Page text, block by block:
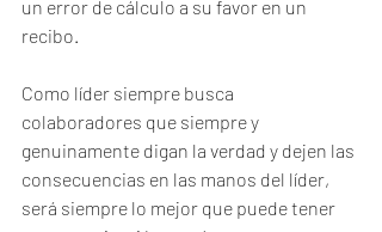
un error de cálculo a su favor en un
recibo.
Como líder siempre busca
colaboradores que siempre y
genuinamente digan la verdad y dejen las
consecuencias en las manos del líder,
será siempre lo mejor que puede tener